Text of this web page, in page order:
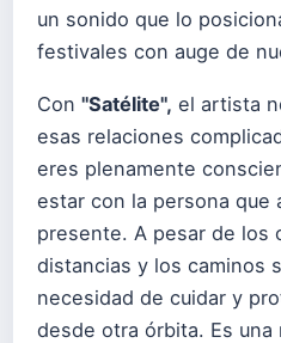
un sonido que lo
festivales con auge de
Con "Satélite", el artista
esas relaciones
eres plenamente
estar con la persona que
presente. A pesar de los
distancias y los caminos
necesidad de cuidar y
desde otra órbita. Es